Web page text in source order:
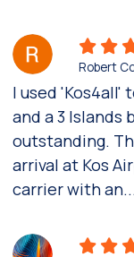
Robert
I used
and a 3 Islands
outstanding.
arrival at Kos
carrier with an